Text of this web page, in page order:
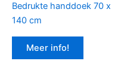
Bedrukte handdoek 70 x
140 cm
Meer info!